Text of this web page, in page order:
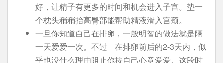
好，让精子有更多的时间和机会进入子宫。垫一
个枕头稍稍抬高臀部能帮助精液滑入宫颈。
一旦你知道自己在排卵，一般明智的做法就是隔
一天爱爱一次。不过，在排卵前后的2-3天内，似
乎也没什么理由阻止你按自己心意爱爱。这段时